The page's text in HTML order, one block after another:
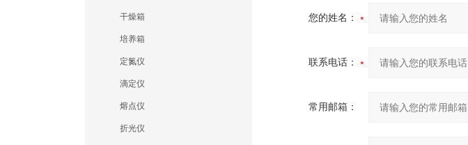
干燥箱
培养箱
定氮仪
滴定仪
熔点仪
折光仪
您的姓名：
联系电话：
常用邮箱：